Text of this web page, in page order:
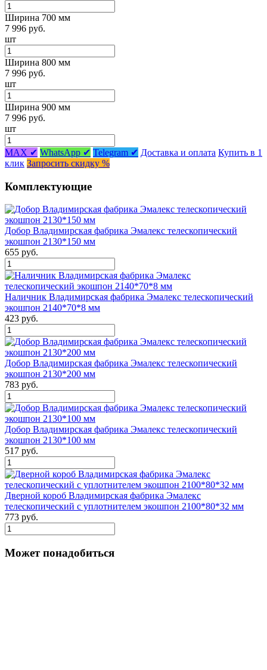
Ширина 700 мм
7 996 руб.
шт
Ширина 800 мм
7 996 руб.
шт
Ширина 900 мм
7 996 руб.
шт
MAX ✔ WhatsApp ✔ Telegram ✔ Доставка и оплата Купить в 1
клик Запросить скидку %
Комплектующие
Добор Владимирская фабрика Эмалекс телескопический
экошпон 2130*150 мм
655 руб.
Наличник Владимирская фабрика Эмалекс телескопический
экошпон 2140*70*8 мм
423 руб.
Добор Владимирская фабрика Эмалекс телескопический
экошпон 2130*200 мм
783 руб.
Добор Владимирская фабрика Эмалекс телескопический
экошпон 2130*100 мм
517 руб.
Дверной короб Владимирская фабрика Эмалекс
телескопический с уплотнителем экошпон 2100*80*32 мм
773 руб.
Может понадобиться